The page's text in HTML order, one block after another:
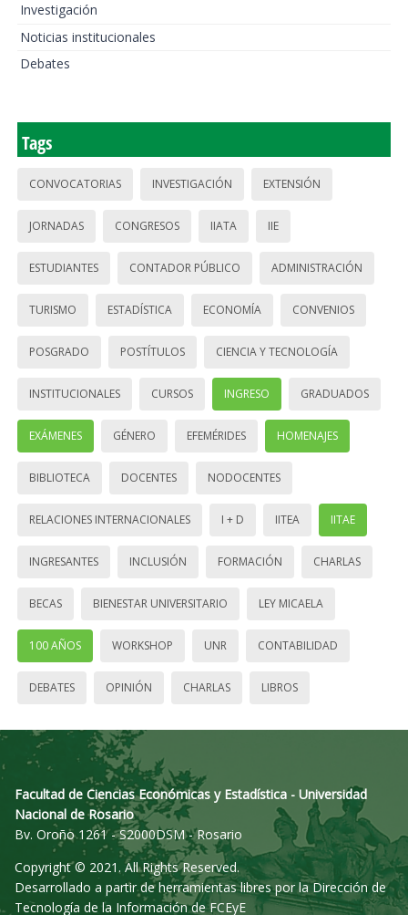
Investigación
Noticias institucionales
Debates
Tags
CONVOCATORIAS INVESTIGACIÓN EXTENSIÓN
JORNADAS CONGRESOS IIATA IIE
ESTUDIANTES CONTADOR PÚBLICO ADMINISTRACIÓN
TURISMO ESTADÍSTICA ECONOMÍA CONVENIOS
POSGRADO POSTÍTULOS CIENCIA Y TECNOLOGÍA
INSTITUCIONALES CURSOS INGRESO GRADUADOS
EXÁMENES GÉNERO EFEMÉRIDES HOMENAJES
BIBLIOTECA DOCENTES NODOCENTES
RELACIONES INTERNACIONALES I + D IITEA IITAE
INGRESANTES INCLUSIÓN FORMACIÓN CHARLAS
BECAS BIENESTAR UNIVERSITARIO LEY MICAELA
100 AÑOS WORKSHOP UNR CONTABILIDAD
DEBATES OPINIÓN CHARLAS LIBROS
Facultad de Ciencias Económicas y Estadística - Universidad
Nacional de Rosario
Bv. Oroño 1261 - S2000DSM - Rosario
Copyright © 2021. All Rights Reserved.
Desarrollado a partir de herramientas libres por la Dirección de
Tecnología de la Información de FCEyE